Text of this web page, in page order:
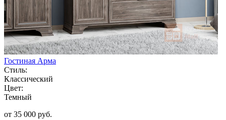
Гостиная Арма
Стиль:
Классический
Цвет:
Темный
от 35 000 руб.